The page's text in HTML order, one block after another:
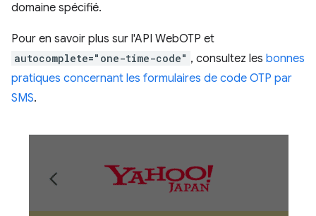
domaine spécifié.
Pour en savoir plus sur l'API WebOTP et
autocomplete="one-time-code" , consultez les bonnes
pratiques concernant les formulaires de code OTP par
SMS.